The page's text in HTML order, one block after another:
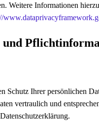
Weitere Informationen
und
Schutz Ihrer persönlichen
vertraulich und